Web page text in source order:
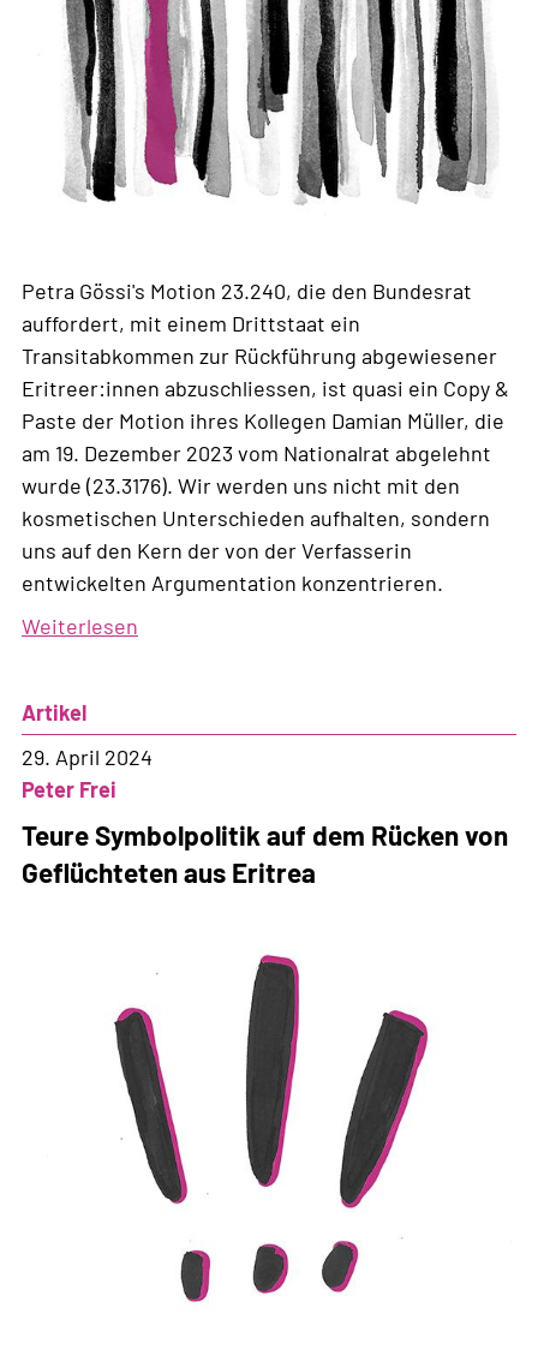
Petra Gössi's Motion 23.240, die den Bundesrat
auffordert, mit einem Drittstaat ein
Transitabkommen zur Rückführung abgewiesener
Eritreer:innen abzuschliessen, ist quasi ein Copy &
Paste der Motion ihres Kollegen Damian Müller, die
am 19. Dezember 2023 vom Nationalrat abgelehnt
wurde (23.3176). Wir werden uns nicht mit den
kosmetischen Unterschieden aufhalten, sondern
uns auf den Kern der von der Verfasserin
entwickelten Argumentation konzentrieren.
Weiterlesen
um
Eritreer:innen
auszuschaffen
(BIS)
Artikel
29. April 2024
Peter Frei
Teure Symbolpolitik auf dem Rücken von
Geflüchteten aus Eritrea